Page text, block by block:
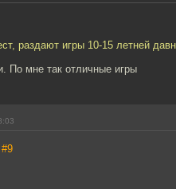
раздают игры 10-15 летней
По мне так отличные игры
#9